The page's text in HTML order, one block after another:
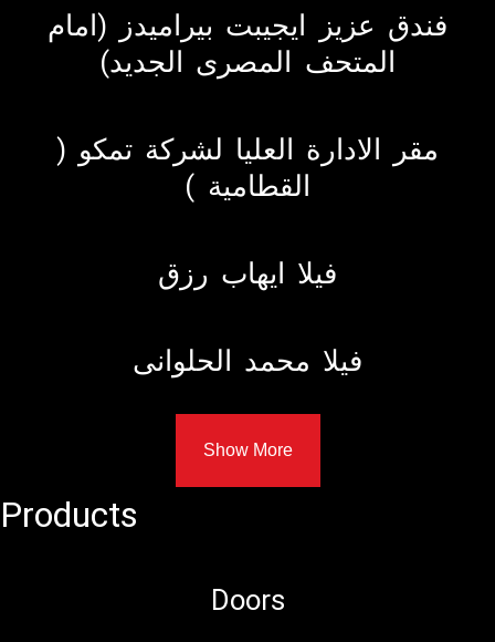
فندق عزيز ايجيبت بيراميدز (امام
المتحف المصرى الجديد)
مقر الادارة العليا لشركة تمكو (
القطامية )
فيلا ايهاب رزق
فيلا محمد الحلوانى
Show More
Products
Doors